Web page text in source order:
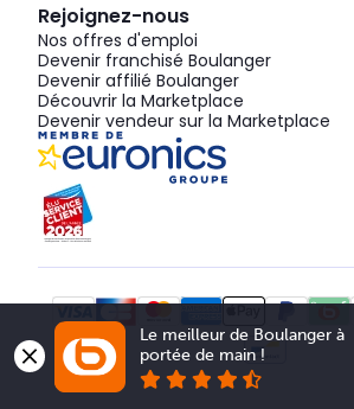
Rejoignez-nous
Nos offres d'emploi
Devenir franchisé Boulanger
Devenir affilié Boulanger
Découvrir la Marketplace
Devenir vendeur sur la Marketplace
Le meilleur de Boulanger à
portée de main !